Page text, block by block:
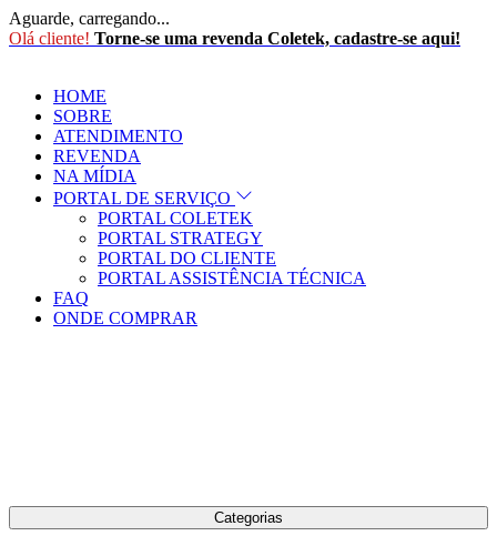
Aguarde, carregando...
Olá cliente! Torne-se uma revenda Coletek, cadastre-se aqui!
HOME
SOBRE
ATENDIMENTO
REVENDA
NA MÍDIA
PORTAL DE SERVIÇO
PORTAL COLETEK
PORTAL STRATEGY
PORTAL DO CLIENTE
PORTAL ASSISTÊNCIA TÉCNICA
FAQ
ONDE COMPRAR
Categorias